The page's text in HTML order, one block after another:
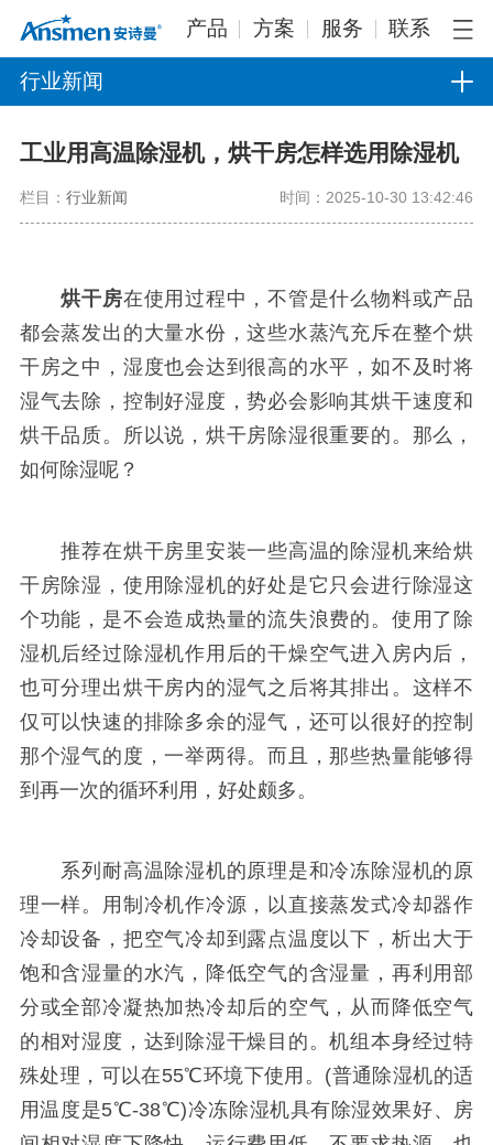
产品 方案 服务 联系
行业新闻
工业用高温除湿机，烘干房怎样选用除湿机
栏目： 行业新闻 时间：2025-10-30 13:42:46
烘干房在使用过程中，不管是什么物料或产品
都会蒸发出的大量水份，这些水蒸汽充斥在整个烘
干房之中，湿度也会达到很高的水平，如不及时将
湿气去除，控制好湿度，势必会影响其烘干速度和
烘干品质。所以说，烘干房除湿很重要的。那么，
如何除湿呢？
推荐在烘干房里安装一些高温的除湿机来给烘
干房除湿，使用除湿机的好处是它只会进行除湿这
个功能，是不会造成热量的流失浪费的。使用了除
湿机后经过除湿机作用后的干燥空气进入房内后，
也可分理出烘干房内的湿气之后将其排出。这样不
仅可以快速的排除多余的湿气，还可以很好的控制
那个湿气的度，一举两得。而且，那些热量能够得
到再一次的循环利用，好处颇多。
系列耐高温除湿机的原理是和冷冻除湿机的原
理一样。用制冷机作冷源，以直接蒸发式冷却器作
冷却设备，把空气冷却到露点温度以下，析出大于
饱和含湿量的水汽，降低空气的含湿量，再利用部
分或全部冷凝热加热冷却后的空气，从而降低空气
的相对湿度，达到除湿干燥目的。机组本身经过特
殊处理，可以在55℃环境下使用。(普通除湿机的适
用温度是5℃-38℃)冷冻除湿机具有除湿效果好、房